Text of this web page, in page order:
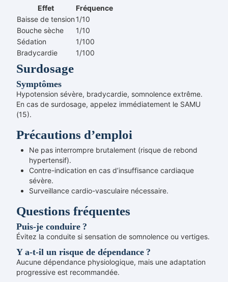
Effet
Fréquence
Baisse de tension 1/10
Bouche sèche
1/10
Sédation
1/100
Bradycardie
1/100
Surdosage
Symptômes
Hypotension sévère, bradycardie, somnolence extrême.
En cas de surdosage, appelez immédiatement le SAMU
(15).
Précautions d’emploi
Ne pas interrompre brutalement (risque de rebond
hypertensif).
Contre-indication en cas d’insuffisance cardiaque
sévère.
Surveillance cardio-vasculaire nécessaire.
Questions fréquentes
Puis-je conduire ?
Évitez la conduite si sensation de somnolence ou vertiges.
Y a-t-il un risque de dépendance ?
Aucune dépendance physiologique, mais une adaptation
progressive est recommandée.